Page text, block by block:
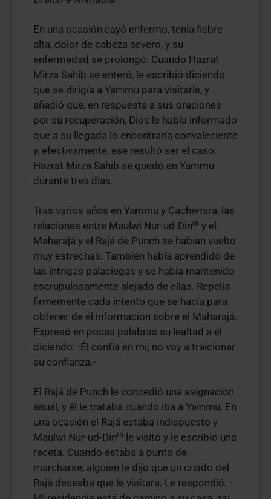
En una ocasión cayó enfermo, tenía fiebre
alta, dolor de cabeza severo, y su
enfermedad se prolongó. Cuando Hazrat
Mirza Sahib se enteró, le escribió diciendo
que se dirigía a Yammu para visitarle, y
añadió que, en respuesta a sus oraciones
por su recuperación, Dios le había informado
que a su llegada lo encontraría convaleciente
y, efectivamente, ese resultó ser el caso.
Hazrat Mirza Sahib se quedó en Yammu
durante tres días.
Tras varios años en Yammu y Cachemira, las
relaciones entre Maulwi Nur-ud-Dinra y el
Maharajá y el Rajá de Punch se habían vuelto
muy estrechas. También había aprendido de
las intrigas palaciegas y se había mantenido
escrupulosamente alejado de ellas. Repelía
firmemente cada intento que se hacía para
obtener de él información sobre el Maharajá.
Expresó en pocas palabras su lealtad a él
diciendo: -Él confía en mí; no voy a traicionar
su confianza.-
El Rajá de Punch le concedió una asignación
anual, y él le trataba cuando iba a Yammu. En
una ocasión el Rajá estaba indispuesto y
Maulwi Nur-ud-Dinra
le visitó y le escribió una
receta. Cuando estaba a punto de
marcharse, alguien le dijo que un criado del
Rajá deseaba que le visitara. Le respondió: -